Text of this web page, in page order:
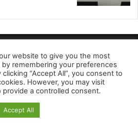
Mirador Urbano 2022
Aviso de Privacidad
Facebook
TwitterTelegram
website to give you the most
remembering your preferences
“Accept All”, you consent to
However, you may visit
a controlled consent.
Accept All